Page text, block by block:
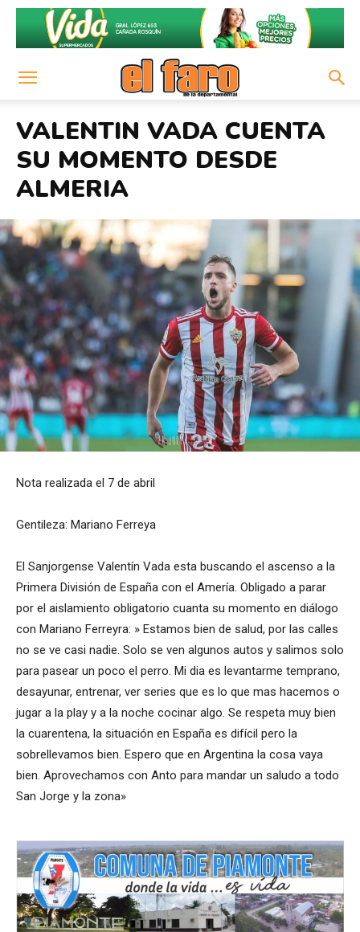
VALENTIN VADA CUENTA
SU MOMENTO DESDE
ALMERIA
Nota realizada el 7 de abril
Gentileza: Mariano Ferreya
El Sanjorgense Valentín Vada esta buscando el ascenso a la
Primera División de España con el Amería. Obligado a parar
por el aislamiento obligatorio cuanta su momento en diálogo
con Mariano Ferreyra: » Estamos bien de salud, por las calles
no se ve casi nadie. Solo se ven algunos autos y salimos solo
para pasear un poco el perro. Mi dia es levantarme temprano,
desayunar, entrenar, ver series que es lo que mas hacemos o
jugar a la play y a la noche cocinar algo. Se respeta muy bien
la cuarentena, la situación en España es difícil pero la
sobrellevamos bien. Espero que en Argentina la cosa vaya
bien. Aprovechamos con Anto para mandar un saludo a todo
San Jorge y la zona»